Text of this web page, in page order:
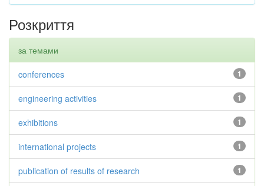
Розкриття
за темами
1
conferences
1
engineering activities
1
exhibitions
1
international projects
1
publication of results of research